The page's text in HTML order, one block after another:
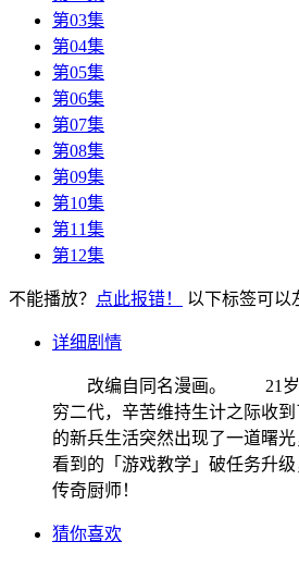
第03集
第04集
第05集
第06集
第07集
第08集
第09集
第10集
第11集
第12集
不能播放？ 点此报错！ 以下标签可以
详细剧情
改编自同名漫画。 21岁的
穷二代，辛苦维持生计之际收
的新兵生活突然出现了一道曙
看到的「游戏教学」破任务升
传奇厨师！
猜你喜欢